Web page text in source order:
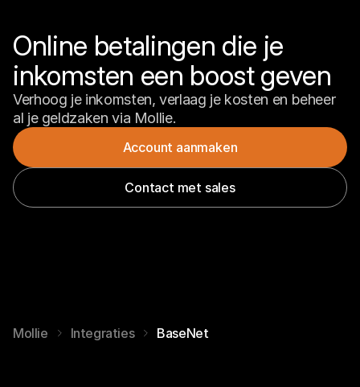
Online betalingen die je
inkomsten een boost geven
Verhoog je inkomsten, verlaag je kosten en beheer
al je geldzaken via Mollie.
Account aanmaken
Contact met sales
Mollie Integraties BaseNet